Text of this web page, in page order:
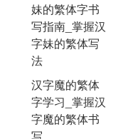
妹的繁体字书
写指南_掌握汉
字妹的繁体写
法
汉字魔的繁体
字学习_掌握汉
字魔的繁体书